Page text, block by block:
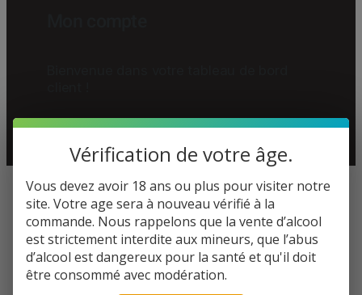
Se connecter
Vérification de votre âge.
Vous devez avoir 18 ans ou plus pour visiter notre
site. Votre age sera à nouveau vérifié à la
commande. Nous rappelons que la vente d’alcool
est strictement interdite aux mineurs, que l’abus
d’alcool est dangereux pour la santé et qu'il doit
être consommé avec modération.